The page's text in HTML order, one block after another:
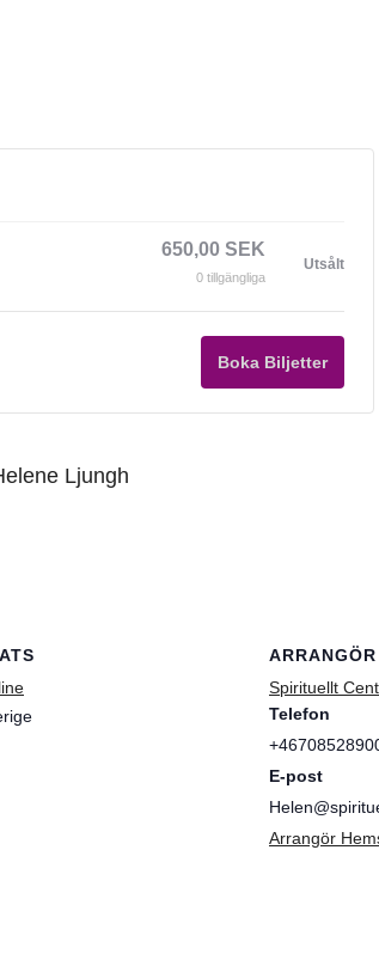
650,00 SEK
0 tillgängliga
Utsålt
Boka Biljetter
Ljungh
ARRANGÖR
Spirituellt
Telefon
E-post
Arrangör